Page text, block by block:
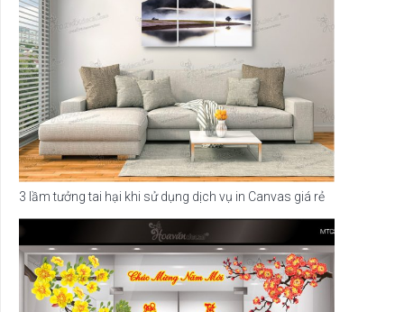
3 lầm tưởng tai hại khi sử dụng dịch vụ in Canvas giá rẻ